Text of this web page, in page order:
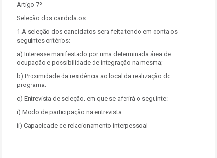
Artigo 7º
Seleção dos candidatos
1.A seleção dos candidatos será feita tendo em conta os
seguintes critérios:
a) Interesse manifestado por uma determinada área de
ocupação e possibilidade de integração na mesma;
b) Proximidade da residência ao local da realização do
programa;
c) Entrevista de seleção, em que se aferirá o seguinte:
i) Modo de participação na entrevista
ii) Capacidade de relacionamento interpessoal